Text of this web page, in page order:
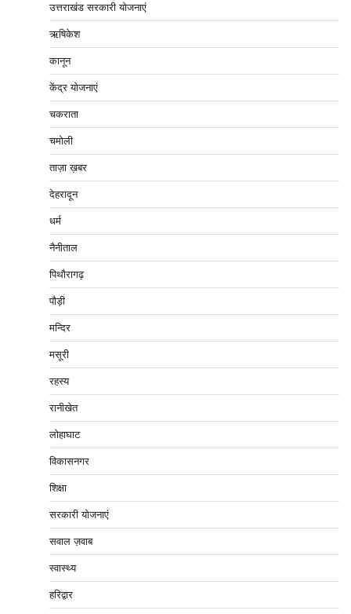
उत्तराखंड सरकारी योजनाएं
ऋषिकेश
कानून
केंद्र योजनाएं
चकराता
चमोली
ताज़ा ख़बर
देहरादून
धर्म
नैनीताल
पिथौरागढ़
पौड़ी
मन्दिर
मसूरी
रहस्य
रानीखेत
लोहाघाट
विकासनगर
शिक्षा
सरकारी योजनाएं
सवाल ज़वाब
स्वास्थ्य
हरिद्वार